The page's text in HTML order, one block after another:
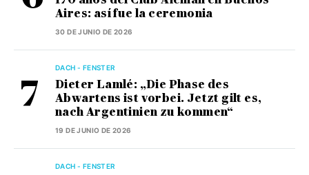
Aires: así fue la ceremonia
30 DE JUNIO DE 2026
DACH - FENSTER
Dieter Lamlé: „Die Phase des
Abwartens ist vorbei. Jetzt gilt es,
nach Argentinien zu kommen“
19 DE JUNIO DE 2026
DACH - FENSTER